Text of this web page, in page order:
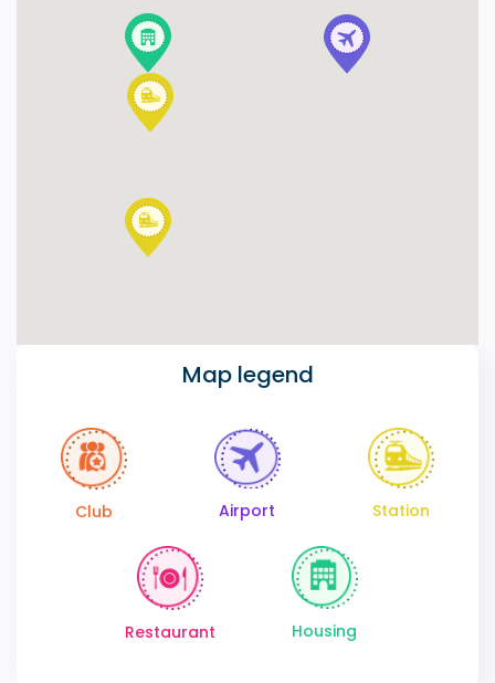
Map legend
Club Airport Station
Restaurant Housing